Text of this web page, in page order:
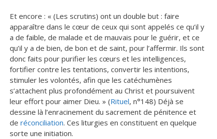
Et encore : « (Les scrutins) ont un double but : faire
apparaître dans le cœur de ceux qui sont appelés ce qu’il y
a de faible, de malade et de mauvais pour le guérir, et ce
qu’il y a de bien, de bon et de saint, pour l’affermir. Ils sont
donc faits pour purifier les cœurs et les intelligences,
fortifier contre les tentations, convertir les intentions,
stimuler les volontés, afin que les catéchumènes
s’attachent plus profondément au Christ et poursuivent
leur effort pour aimer Dieu. » (Rituel, n°148) Déjà se
dessine là l’enracinement du sacrement de pénitence et
de réconciliation. Ces liturgies en constituent en quelque
sorte une initiation.